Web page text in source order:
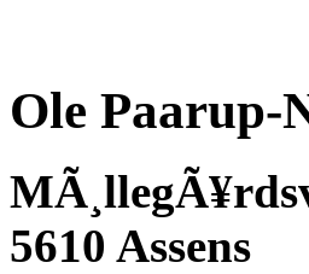
Ole Paarup-
5610 Assens